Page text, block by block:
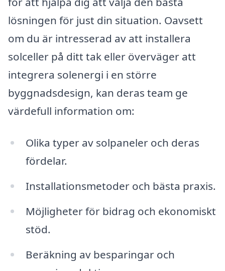
lösningen för just din situation. Oavsett
om du är intresserad av att installera
solceller på ditt tak eller överväger att
integrera solenergi i en större
byggnadsdesign, kan deras team ge
värdefull information om:
Olika typer av solpaneler och deras
fördelar.
Installationsmetoder och bästa praxis.
Möjligheter för bidrag och ekonomiskt
stöd.
Beräkning av besparingar och